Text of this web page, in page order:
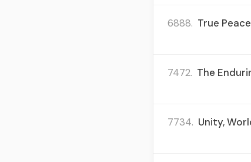
6888. True
7472. The
7734. Unity,